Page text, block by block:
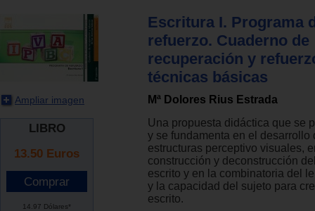
Ampliar imagen
LIBRO
13.50 Euros
14.97 Dólares*
Escritura I. Programa
refuerzo. Cuaderno de
recuperación y
técnicas básicas
Mª Dolores Rius Estrada
Una propuesta didáctica que se
y se fundamenta en el desarrollo
estructuras perceptivo visuales,
construcción y deconstrucción
escrito y en la combinatoria del
y la capacidad del sujeto para
escrito.